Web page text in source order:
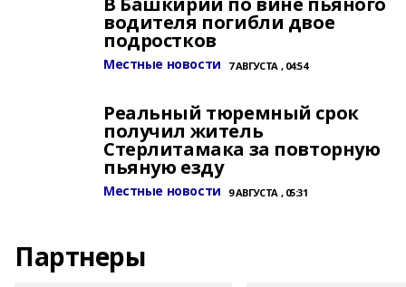
водителя погибли двое
подростков
Местные новости 7 АВГУСТА , 04:54
Реальный тюремный срок
получил житель
Стерлитамака за повторную
пьяную езду
Местные новости 9 АВГУСТА , 05:31
Партнеры